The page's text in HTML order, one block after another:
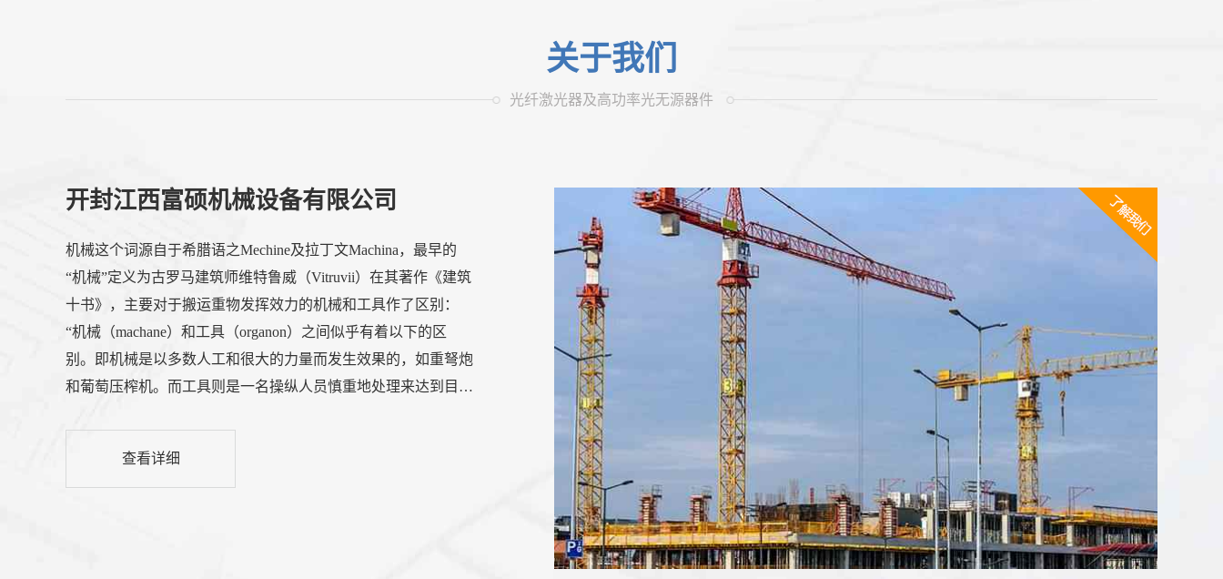
关于我们
光纤激光器及高功率光无源器件
开封江西富硕机械设备有限公司
机械这个词源自于希腊语之Mechine及拉丁文Machina，最早的
“机械”定义为古罗马建筑师维特鲁威（Vitruvii）在其著作《建筑
十书》，主要对于搬运重物发挥效力的机械和工具作了区别：
“机械（machane）和工具（organon）之间似乎有着以下的区
别。即机械是以多数人工和很大的力量而发生效果的，如重弩炮
和葡萄压榨机。而工具则是一名操纵人员慎重地处理来达到目的
·希罗（Heron of Alexandria）在1世纪最早讨论了机械的基本要
查看详细